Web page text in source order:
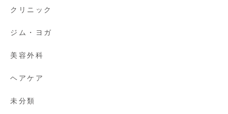
クリニック
ジム・ヨガ
美容外科
ヘアケア
未分類